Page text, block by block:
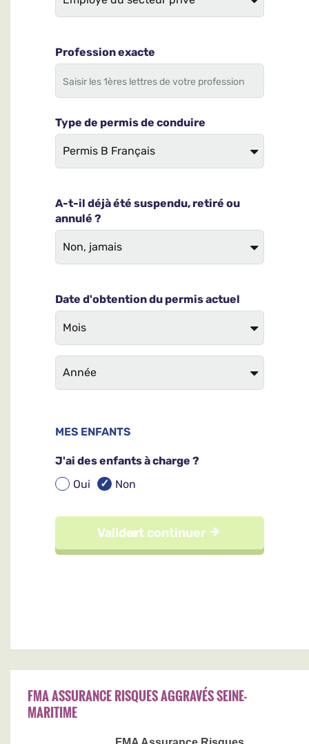
FMA ASSURANCE RISQUES AGGRAVÉS SEINE-
MARITIME